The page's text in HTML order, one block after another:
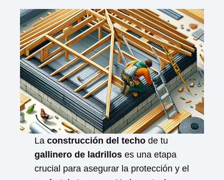
Laconstrucción del techo de tu
gallinero de ladrillos es una etapa
crucial para asegurar la protección y el